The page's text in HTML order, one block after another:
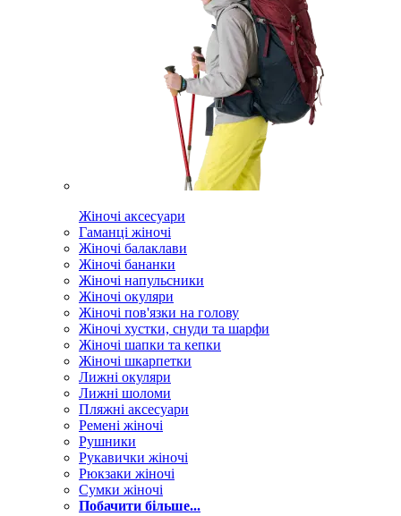
Жіночі аксесуари
Гаманці жіночі
Жіночі балаклави
Жіночі бананки
Жіночі напульсники
Жіночі окуляри
Жіночі пов'язки на голову
Жіночі хустки, снуди та шарфи
Жіночі шапки та кепки
Жіночі шкарпетки
Лижні окуляри
Лижні шоломи
Пляжні аксесуари
Ремені жіночі
Рушники
Рукавички жіночі
Рюкзаки жіночі
Сумки жіночі
Побачити більше...